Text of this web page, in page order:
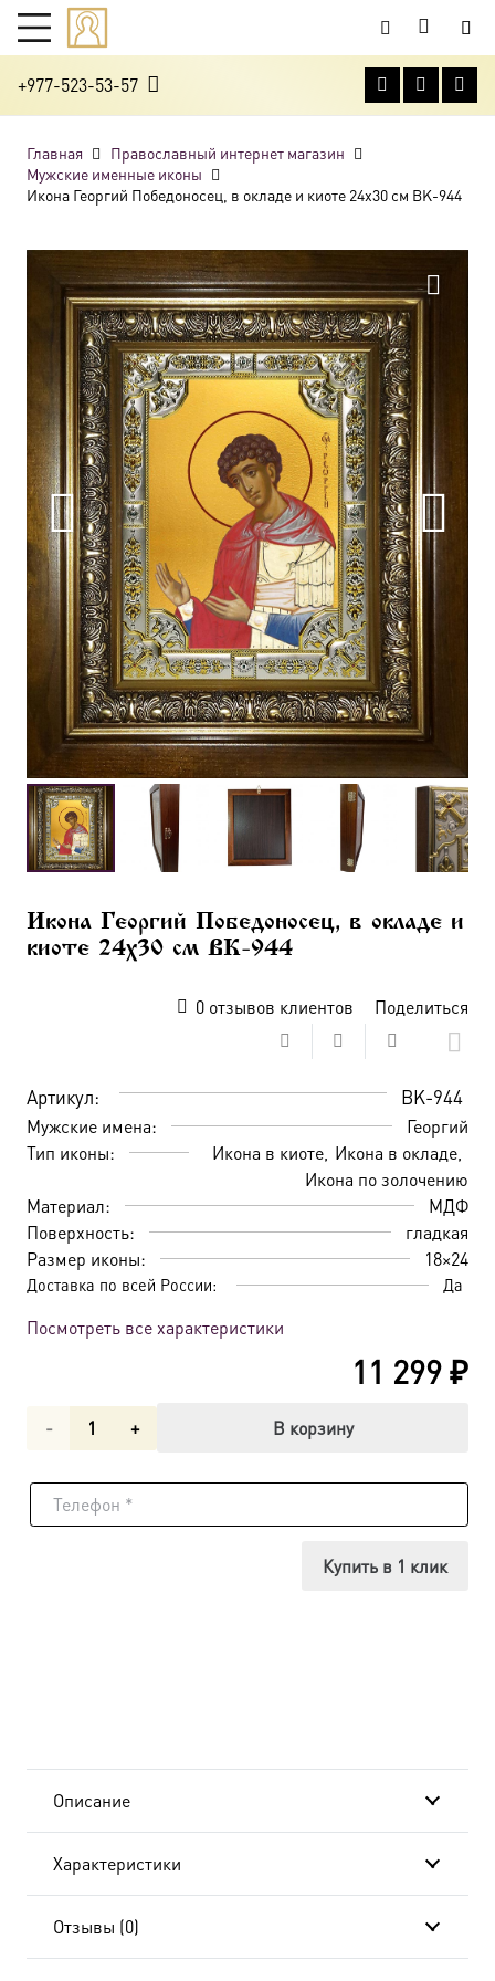
+977-523-53-57
Главная
Православный интернет магазин
Мужские именные иконы
Икона Георгий Победоносец, в окладе и киоте 24х30 см BK-944
Икона Георгий Победоносец, в окладе и
киоте 24х30 см BK-944
0отзывов клиентов Поделиться
Артикул: BK-944
Мужские имена:
Георгий
Тип иконы:
Икона в киоте Икона в окладе
Икона по золочению
Материал:
МДФ
Поверхность:
гладкая
Размер иконы:
18×24
Доставка по всей России: Да
Посмотреть все характеристики
11 299₽
Количество
Икона
см
944
В корзину
Купить в 1 клик
Описание
Характеристики
Отзывы (0)